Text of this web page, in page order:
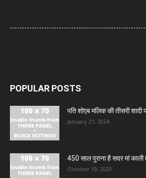
POPULAR POSTS
पति शोएब मलिक की तीसरी शादी
January 21, 2024
450 साल पुराना है सदर मां काली
October 19, 2020